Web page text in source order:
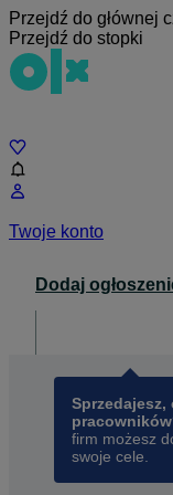
Przejdź do głównej
Przejdź do stopki
Twoje konto
Dodaj
firm możesz
swoje cele.